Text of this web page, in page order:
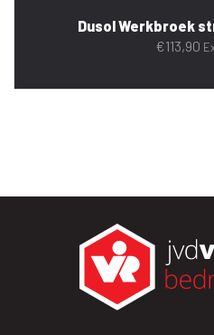
Dusol Werkbroek
€113,90